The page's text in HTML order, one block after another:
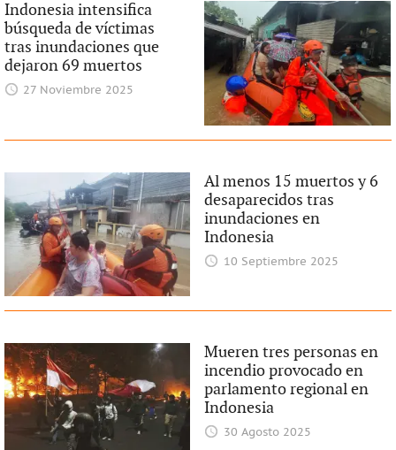
Indonesia intensifica
búsqueda de víctimas
tras inundaciones que
dejaron 69 muertos
27 Noviembre 2025
Al menos 15 muertos y 6
desaparecidos tras
inundaciones en
Indonesia
10 Septiembre 2025
Mueren tres personas en
incendio provocado en
parlamento regional en
Indonesia
30 Agosto 2025